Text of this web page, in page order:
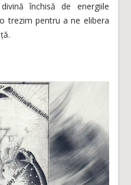
închisă de energiile
trezim pentru a ne elibera